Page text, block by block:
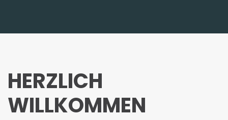
HERZLICH
WILLKOMMEN